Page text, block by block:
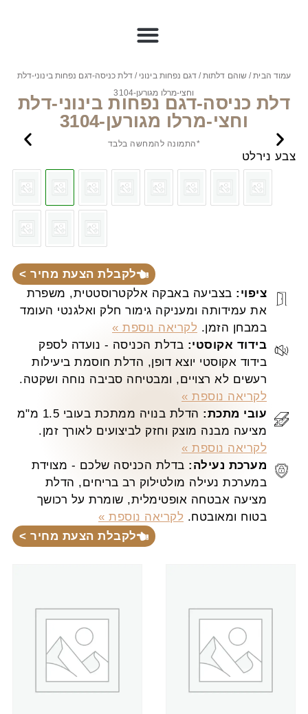
ציפוי: בצביעה באבקה אלקטרוסטטית, משפרת
את עמידותה ומעניקה גימור חלק ואלגנטי העומד
במבחן הזמן. לקריאה נוספת »
בידוד אקוסטי: בדלת הכניסה - נועדה לספק
בידוד אקוסטי יוצא דופן, הדלת חוסמת ביעילות
רעשים לא רצויים, ומבטיחה סביבה נוחה ושקטה.
לקריאה נוספת »
עובי מתכת:
הדלת בנויה ממתכת בעובי 1.5 מ"מ
מציעה מבנה מוצק וחזק לביצועים לאורך זמן.
לקריאה נוספת »
מערכת נעילה: בדלת הכניסה שלכם - מצוידת
במערכת נעילה מולטילוק רב בריחים, הדלת
מציעה אבטחה אופטימלית, שומרת על רכושך
בטוח ומאובטח. לקריאה נוספת »
לקבלת הצעת מחיר >
עמוד הבית/ שוהם דלתות/דגם נפחות בינוני / דלת כניסה-דגם נפחות בינוני-דלת
וחצי-מרלו מגורען-3104
דלת כניסה-דגם נפחות בינוני-דלת
וחצי-מרלו מגורען-3104
*התמונה להמחשה בלבד
צבע נירלט
לקבלת הצעת מחיר >